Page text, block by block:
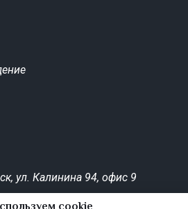
ул. Калинина 94, офис 9
cookie